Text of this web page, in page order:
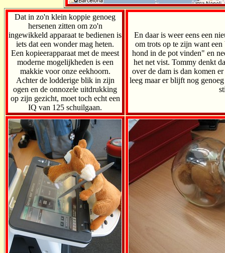
Dat in zo'n klein koppie genoeg
hersenen zitten om zo'n
ingewikkeld apparaat te bedienen is
iets dat een wonder mag heten.
Een kopieerapparaat met de meest
moderne mogelijkheden is een
makkie voor onze eekhoorn.
Achter de lodderige blik in zijn
ogen en de onnozele uitdrukking
op zijn gezicht, moet toch echt een
IQ van 125 schuilgaan.
En daar is weer eens een
om trots op te zijn want
hond in de pot vinden" en
het net vist. Tommy denkt
over de dam is dan komen
leeg maar er blijft nog